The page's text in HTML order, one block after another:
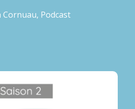
Cornuau, Podcast